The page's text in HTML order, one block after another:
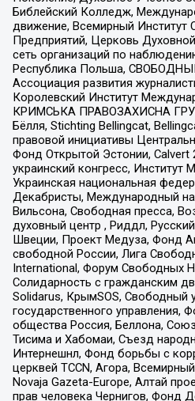
Библейский Колледж,
движение, Всемирный Институт
Предприятий, Церковь
сеть организаций по
Республика Польша,
Ассоциация развития
Королевский Институт
КРИМСЬКА ПРАВОЗАХИСНА
Бёлля, Stichting Bellingcat,
правовой инициативы
Фонд Открытой Эстонии, Calvert
украинский конгресс, Институт
Украинская национальная
Декабристы, Международный
Вильсона, Свободная пресса,
духовный центр , Риддл,
Швеции, Проект Медуза, Фонд
свободной России, Лига
International, Форум Свободных
Солидарность с гражданским
Solidarus, КрымSOS, Свободный
государственного управления,
общества Россия, Беллона,
Тисима и Хабомаи, Съезд
Интернешнл, Фонд борьбы с
церквей TCCN, Агора,
Novaja Gazeta-Europe, Алтай
прав человека Чернигов, Фонд